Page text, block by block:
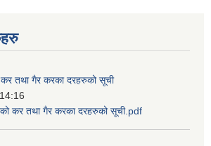
तथा गैर करका दरहरुको सूची
कर तथा गैर करका दरहरुको सूची.pdf